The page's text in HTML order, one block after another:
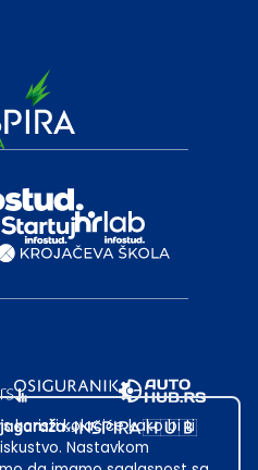
koristi kolačiće kako bi ti
Nastavkom